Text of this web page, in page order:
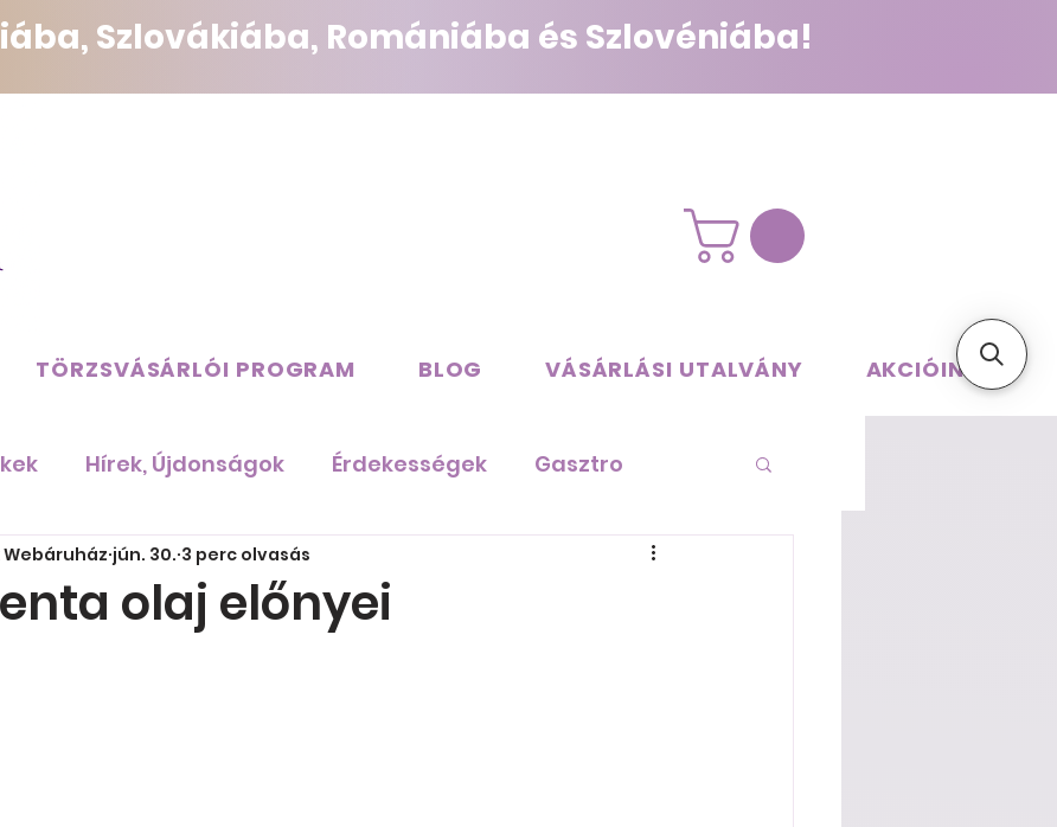
Szlovákiába, Romániába és Szlovéniába!
TÖRZSVÁSÁRLÓI PROGRAM BLOG VÁSÁRLÁSI UTALVÁNY AKCIÓINK
Hírek, Újdonságok Érdekességek Gasztro
olaj előnyei
Webáruház jún. 30. 3 perc olvasás